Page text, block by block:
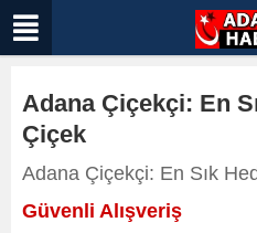
Adana Çiçekçi: En
Çiçek
Adana Çiçekçi: En Sık
Güvenli Alışveriş